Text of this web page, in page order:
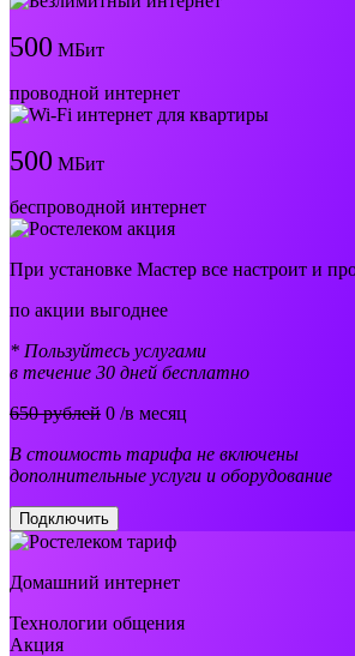
500 МБит
проводной интернет
500 МБит
беспроводной интернет
При установке Мастер все настроит и
по акции выгоднее
* Пользуйтесь услугами
в течение 30 дней бесплатно
650 рублей 0 /в месяц
В стоимость тарифа не включены
дополнительные услуги и оборудование
Подключить
Домашний интернет
Технологии общения
Акция